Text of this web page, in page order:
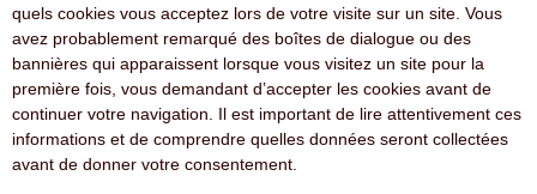
quels cookies vous acceptez lors de votre visite sur un site. Vous
avez probablement remarqué des boîtes de dialogue ou des
bannières qui apparaissent lorsque vous visitez un site pour la
première fois, vous demandant d’accepter les cookies avant de
continuer votre navigation. Il est important de lire attentivement ces
informations et de comprendre quelles données seront collectées
avant de donner votre consentement.